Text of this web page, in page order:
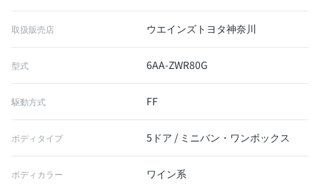
取扱販売店 ウエインズトヨタ神奈川
型式 6AA-ZWR80G
駆動方式 FF
ボディタイプ 5ドア / ミニバン・ワンボックス
ボディカラー ワイン系